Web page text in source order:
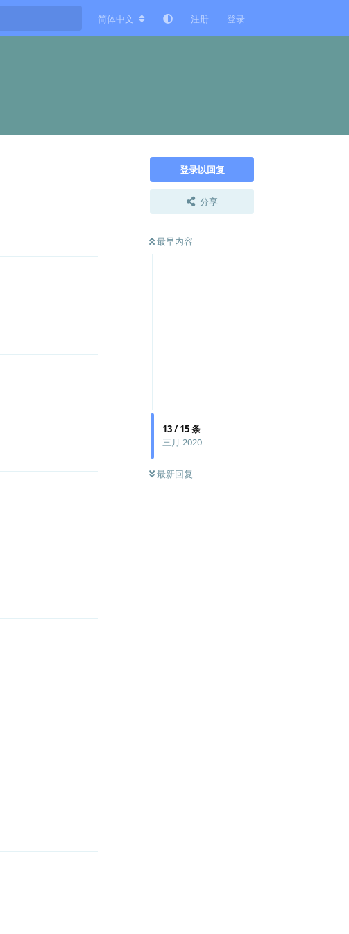
简体中文 注册 登录
登录以回复
分享
最早内容
13/15条
三月 2020
最新回复